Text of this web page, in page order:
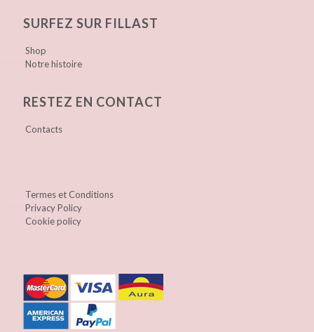
SURFEZ SUR FILLAST
Shop
Notre histoire
RESTEZ EN CONTACT
Contacts
Termes et Conditions
Privacy Policy
Cookie policy